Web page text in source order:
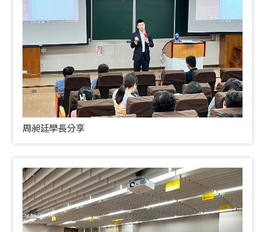
周昶廷學長分享